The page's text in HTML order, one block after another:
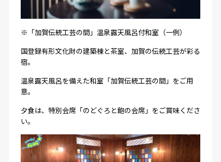
※「加賀伝統工芸の間」温泉露天風呂付和室（一例）
国登録有形文化財の建築棟と茶室、加賀の伝統工芸が彩る
宿。
温泉露天風呂を備えた和室「加賀伝統工芸の間」をご用
意。
夕食は、特別会席「のどぐろと飽の会席」をご賞味くださ
い。